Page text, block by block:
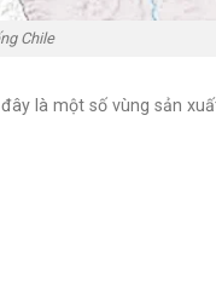
Chile
là một số vùng sản